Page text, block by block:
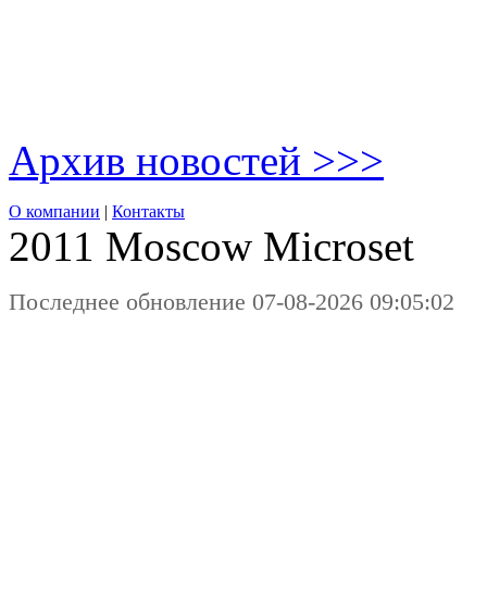
Архив новостей >>>
О компании | Контакты
2011 Moscow Microset
Последнее обновление 07-08-2026 09:05:02